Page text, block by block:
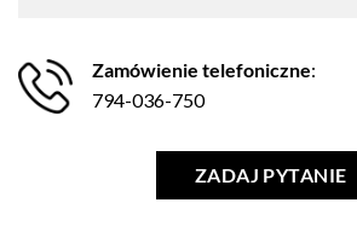
Zamówienie telefoniczne:
794-036-750
ZADAJ PYTANIE